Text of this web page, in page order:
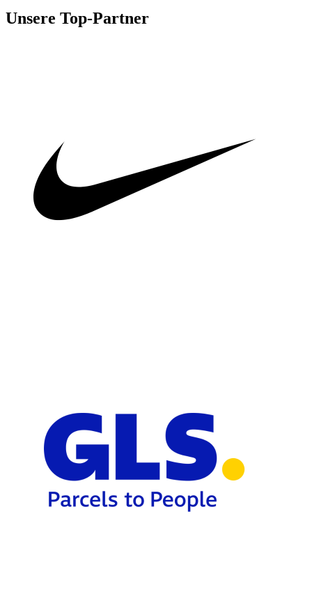
Unsere Top-Partner